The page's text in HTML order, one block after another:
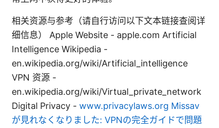
相关资源与参考（请自行访问以下文本链接查阅详
细信息） Apple Website - apple.com Artificial
Intelligence Wikipedia -
en.wikipedia.org/wiki/Artificial_intelligence
VPN 资源 -
en.wikipedia.org/wiki/Virtual_private_network
Digital Privacy - www.privacylaws.org Missav
が見れなくなりました: VPNの完全ガイドで問題